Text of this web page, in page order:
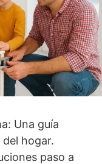
Una guía
hogar.
paso a